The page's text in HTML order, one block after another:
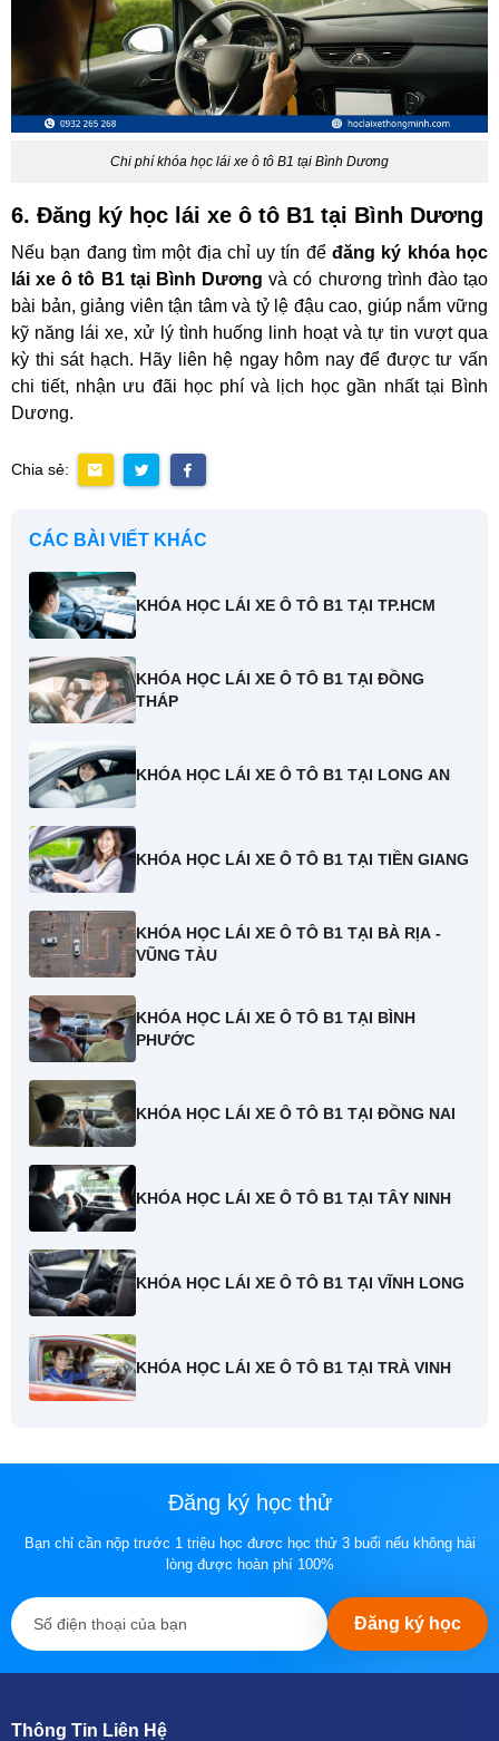
Chi phí khóa học lái xe ô tô B1 tại Bình Dương
6. Đăng ký học lái xe ô tô B1 tại Bình Dương
Nếu bạn đang tìm một địa chỉ uy tín đểđăng ký khóa học
lái xe ô tô B1 tại Bình Dươngvà có chương trình đào tạo
bài bản, giảng viên tận tâm và tỷ lệ đậu cao, giúp nắm vững
kỹ năng lái xe, xử lý tình huống linh hoạt và tự tin vượt qua
kỳ thi sát hạch. Hãy liên hệ ngay hôm nay để được tư vấn
chi tiết, nhận ưu đãi học phí và lịch học gần nhất tại Bình
Dương.
Chia sẻ:
CÁC BÀI VIẾT KHÁC
KHÓA HỌC LÁI XE Ô TÔ B1 TẠI TP.HCM
KHÓA HỌC LÁI XE Ô TÔ B1 TẠI ĐỒNG
THÁP
KHÓA HỌC LÁI XE Ô TÔ B1 TẠI LONG AN
KHÓA HỌC LÁI XE Ô TÔ B1 TẠI TIỀN GIANG
KHÓA HỌC LÁI XE Ô TÔ B1 TẠI BÀ RỊA -
VŨNG TÀU
KHÓA HỌC LÁI XE Ô TÔ B1 TẠI BÌNH
PHƯỚC
KHÓA HỌC LÁI XE Ô TÔ B1 TẠI ĐỒNG NAI
KHÓA HỌC LÁI XE Ô TÔ B1 TẠI TÂY NINH
KHÓA HỌC LÁI XE Ô TÔ B1 TẠI VĨNH LONG
KHÓA HỌC LÁI XE Ô TÔ B1 TẠI TRÀ VINH
Đăng ký học thử
Bạn chỉ cần nộp trước 1 triệu học đươc học thử 3 buổi nếu không hài
lòng được hoàn phí 100%
Đăng ký học
Thông Tin Liên Hệ